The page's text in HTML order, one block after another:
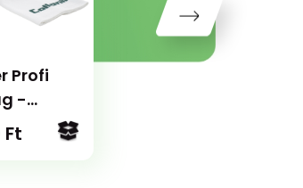
Profi
-
ápolás
Ft